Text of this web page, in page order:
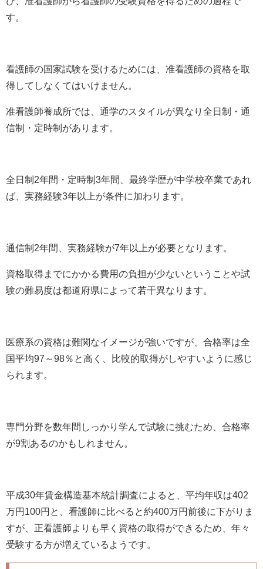
す。
看護師の国家試験を受けるためには、准看護師の資格を取
得してしなくてはいけません。
准看護師養成所では、通学のスタイルが異なり全日制・通
信制・定時制があります。
全日制2年間・定時制3年間、最終学歴が中学校卒業であれ
ば、実務経験3年以上が条件に加わります。
通信制2年間、実務経験が7年以上が必要となります。
資格取得までにかかる費用の負担が少ないということや試
験の難易度は都道府県によって若干異なります。
医療系の資格は難関なイメージが強いですが、合格率は全
国平均97～98％と高く、比較的取得がしやすいように感じ
られます。
専門分野を数年間しっかり学んで試験に挑むため、合格率
が9割あるのかもしれません。
平成30年賃金構造基本統計調査によると、平均年収は402
万円100円と、看護師に比べると約400万円前後に下がりま
すが、正看護師よりも早く資格の取得ができるため、年々
受験する方が増えているようです。